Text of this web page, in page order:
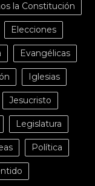
la Constitución
Elecciones
Evangélicas
Iglesias
Jesucristo
Legislatura
Política